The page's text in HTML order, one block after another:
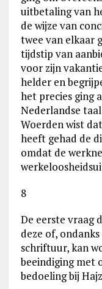
uitbetaling van
de wijze van
twee van elkaar
tijdstip van
voor zijn
helder en
het precies ging
Nederlandse
Woerden wist
heeft gehad de
omdat de
8
De eerste vraag
deze of,
schriftuur, kan
beeindiging met
bedoeling bij